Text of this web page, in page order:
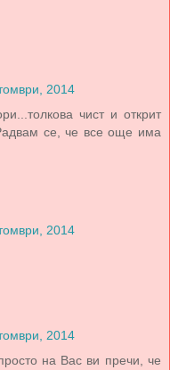
2014
чист и открит
се, че все още има
2014
2014
нa Вaс ви пречи, че